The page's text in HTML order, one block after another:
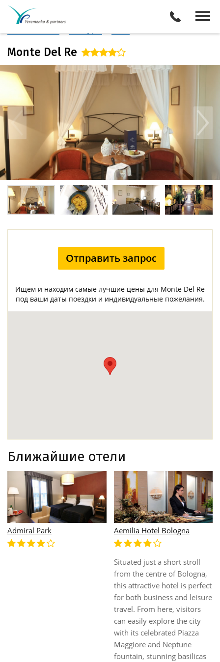
Италия
Monte Del Re
Отправить запрос
Ищем и находим самые лучшие цены для Monte Del Re
под ваши даты поездки и индивидуальные пожелания.
Ближайшие отели
Admiral Park Aemilia Hotel Bologna
Situated just a short stroll
from the centre of Bologna,
this attractive hotel is perfect
for both business and leisure
travel. From here, visitors
can easily explore the city
with its celebrated Piazza
Maggiore and Neptune
fountain, stunning basilicas